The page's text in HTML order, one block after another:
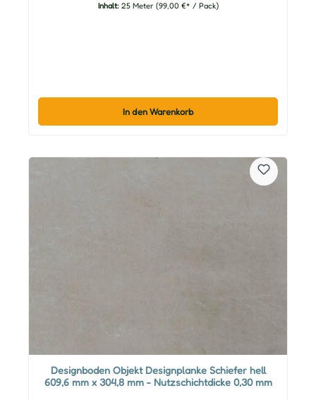
Inhalt: 25 Meter (99,00 €* / Pack)
In den Warenkorb
Designboden Objekt Designplanke Schiefer hell
609,6 mm x 304,8 mm - Nutzschichtdicke 0,30 mm